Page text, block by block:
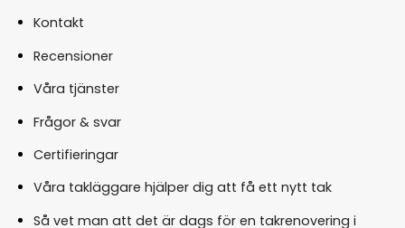
Kontakt
Recensioner
Våra tjänster
Frågor & svar
Certifieringar
Våra takläggare hjälper dig att få ett nytt tak
Så vet man att det är dags för en takrenovering i